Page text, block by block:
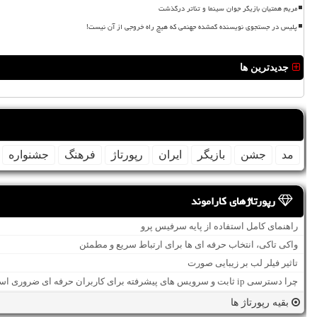
مریم همتیان بازیگر جوان سینما و تئاتر درگذشت
پلیس در جستجوی نویسنده گمشده جهنمی که هیچ راه خروجی از آن نیست!
جدیدترین ها
مد جشن بازیگر ایران رپورتاژ فرهنگ جشنواره
رپورتاژهای کاراموند
راهنمای کامل استفاده از پایه سرفیس پرو
واکی تاکی، انتخاب حرفه ای ها برای ارتباط سریع و مطمئن
تاثیر فیلر لب بر زیبایی صورت
چرا دسترسی ip ثابت و سرویس های پیشرفته برای کاربران حرفه ای ضروری است؟
بقیه رپورتاژ ها